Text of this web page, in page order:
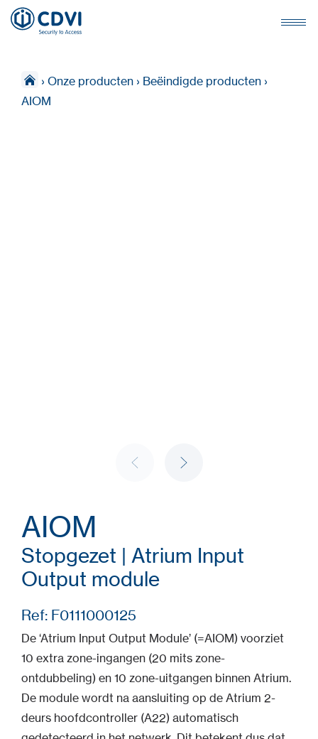
› Onze producten › Beëindigde producten ›
AIOM
AIOM
Stopgezet | Atrium Input
Output module
Ref: F0111000125
De ‘Atrium Input Output Module’ (=AIOM) voorziet
10 extra zone-ingangen (20 mits zone-
ontdubbeling) en 10 zone-uitgangen binnen Atrium.
De module wordt na aansluiting op de Atrium 2-
deurs hoofdcontroller (A22) automatisch